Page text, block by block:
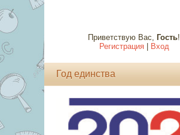
Приветствую Вас, Гость!
Регистрация| Вход
Год единства